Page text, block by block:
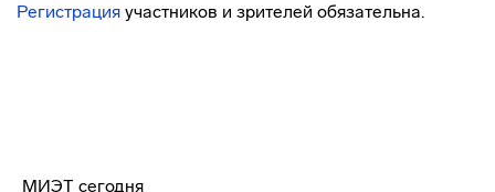
Регистрация участников и зрителей обязательна.
МИЭТ сегодня